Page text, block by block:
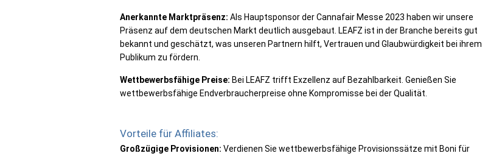
Anerkannte Marktpräsenz: Als Hauptsponsor der Cannafair Messe 2023 haben wir unsere
Präsenz auf dem deutschen Markt deutlich ausgebaut. LEAFZ ist in der Branche bereits gut
bekannt und geschätzt, was unseren Partnern hilft, Vertrauen und Glaubwürdigkeit bei ihrem
Publikum zu fördern.
Wettbewerbsfähige Preise: Bei LEAFZ trifft Exzellenz auf Bezahlbarkeit. Genießen Sie
wettbewerbsfähige Endverbraucherpreise ohne Kompromisse bei der Qualität.
Vorteile für Affiliates:
Großzügige Provisionen: Verdienen Sie wettbewerbsfähige Provisionssätze mit Boni für